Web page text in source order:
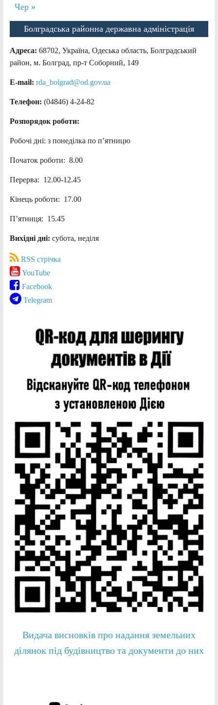
Чер »
Болградська районна державна адміністрація
Адреса: 68702, Україна, Одеська область, Болградський
район, м. Болград, пр-т Соборний, 149
E-mail: rda_bolgrad@od.gov.ua
Телефон: (04846) 4-24-82
Розпорядок роботи:
Робочі дні: з понеділка по п’ятницю
Початок роботи: 8.00
Перерва: 12.00-12.45
Кінець роботи: 17.00
П’ятниця: 15.45
Вихідні дні: субота, неділя
RSS стрічка
YouTube
Facebook
Telegram
Видача висновків про надання земельних
ділянок під будівництво та документи до них